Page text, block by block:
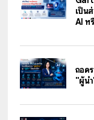
เป็น
AI ห
ถอด
"ผู้นำ